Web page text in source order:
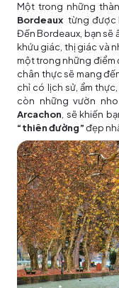
Một trong những
Bordeaux từng được
Đến Bordeaux, bạn sẽ
khứu giác, thị giác và
một trong những điểm
chân thực sẽ mang
chỉ có lịch sử, ẩm
còn những vườn
Arcachon, sẽ khiến
“thiên đường”đẹp